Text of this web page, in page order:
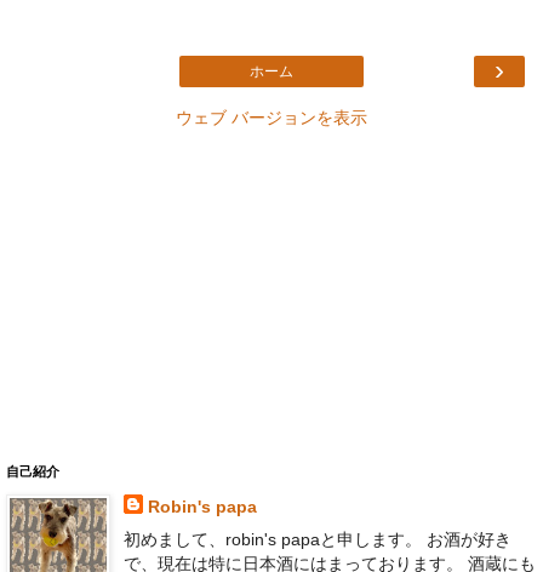
›
ホーム
ウェブ バージョンを表示
自己紹介
Robin's papa
初めまして、robin's papaと申します。 お酒が好き
で、現在は特に日本酒にはまっております。 酒蔵にも